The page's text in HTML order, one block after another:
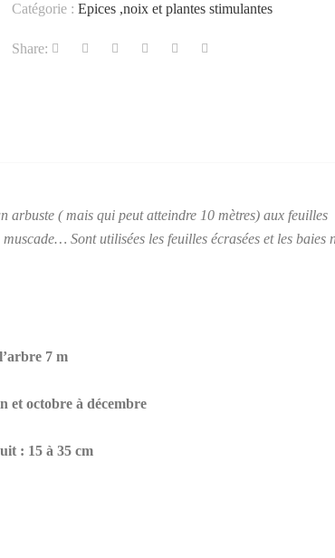
Catégorie :Epices ,noix et plantes stimulantes
Share:
arbuste ( mais qui peut atteindre 10 mètres) aux feuilles
Sont utilisées les feuilles écrasées et les baies
7 m
octobre à décembre
: 15 à 35 cm